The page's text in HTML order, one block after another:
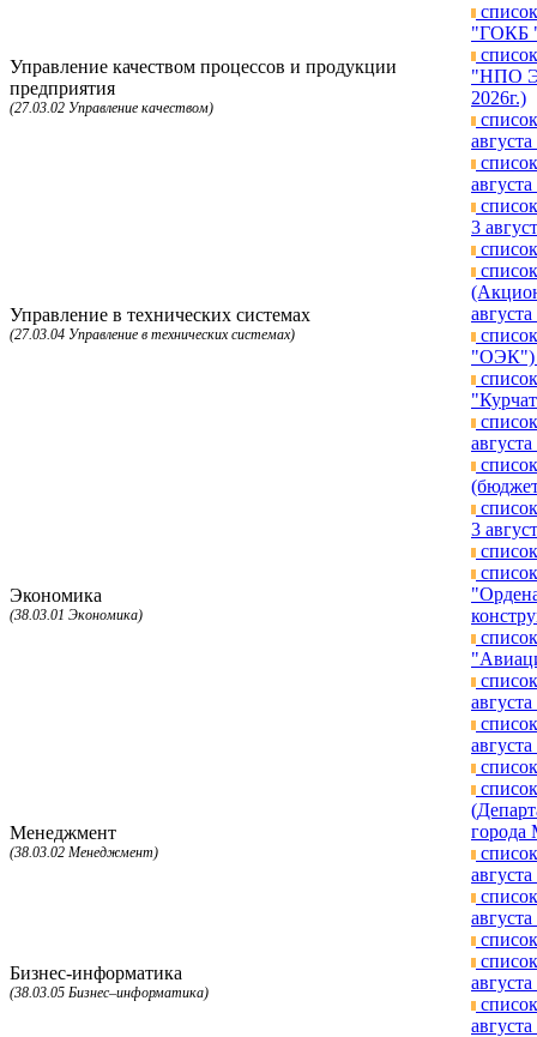
Управление качеством процессов и продукции
предприятия
(27.03.02 Управление качеством)
"ГОКБ
"НПО
2026г.)
Управление в технических системах
(27.03.04 Управление в технических системах)
3
"ОЭК")
Экономика
(38.03.01 Экономика)
3
Менеджмент
(38.03.02 Менеджмент)
города
Бизнес-информатика
(38.03.05 Бизнес–информатика)